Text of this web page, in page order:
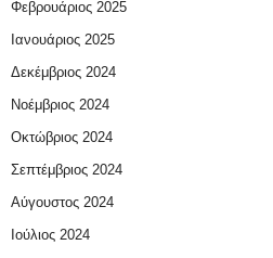
Φεβρουάριος 2025
Ιανουάριος 2025
Δεκέμβριος 2024
Νοέμβριος 2024
Οκτώβριος 2024
Σεπτέμβριος 2024
Αύγουστος 2024
Ιούλιος 2024